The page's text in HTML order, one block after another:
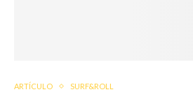
ARTÍCULO SURF&ROLL